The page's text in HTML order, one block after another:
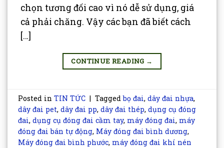
chọn tương đối cao vì nó dễ sử dụng, giá
cả phải chăng. Vậy các bạn đã biết cách
[…]
CONTINUE READING →
Posted inTIN TỨC | Taggedbọ đai,dây đai nhựa,
dây đai pet,dây đai pp,dây đai thép,dụng cụ đóng
đai,dụng cụ đóng đai cầm tay, máy đóng đai, máy
đóng đai bán tự động, Máy đóng đai bình dương,
Máy đóng đai bình phước, máy đóng đai khí nén